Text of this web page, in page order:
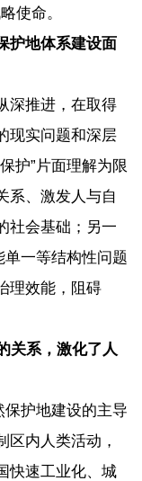
使命。
护地体系建设面
深推进，在取得
现实问题和深层
护”片面理解为限
系、激发人与自
社会基础；另一
单一等结构性问题
理效能，阻碍
关系，激化了人
保护地建设的主导
区内人类活动，
快速工业化、城